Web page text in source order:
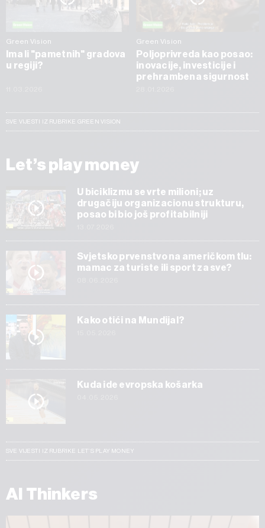
Green Vision
Ima li "pametnih" gradova
u regiji?
Green Vision
Poljoprivreda kao posao:
inovacije, investicije i
prehrambena sigurnost
SVE VIJESTI IZ RUBRIKE GREEN VISION
Let’s play money
U biciklizmu se vrte milioni; uz
drugačiju organizacionu strukturu,
posao bi bio još profitabilniji
Svjetsko prvenstvo na američkom tlu:
mamac za turiste ili sport za sve?
Kako otići na Mundijal?
Kuda ide evropska košarka
SVE VIJESTI IZ RUBRIKE LET’S PLAY MONEY
AI Thinkers